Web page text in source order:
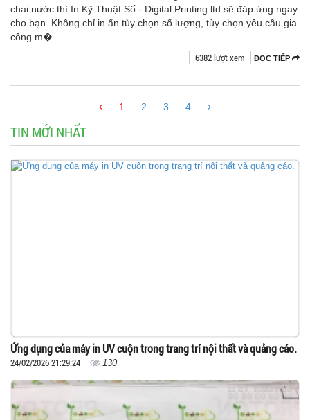
chai nước thì In Kỹ Thuật Số - Digital Printing ltd sẽ đáp ứng ngay
cho bạn. Không chỉ in ấn tùy chọn số lượng, tùy chọn yêu cầu gia
công m�...
ĐỌC TIẾP
6382 lượt xem
1 2 3 4
TIN MỚI NHẤT
Ứng dụng của máy in UV cuộn trong trang trí nội thất và quảng cáo.
24/02/2026 21:29:24 130